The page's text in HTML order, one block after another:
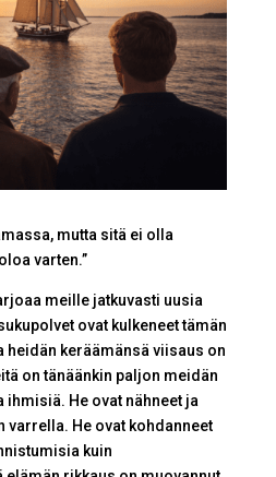
mutta sitä ei olla
varten.”
meille jatkuvasti uusia
ovat kulkeneet tämän
heidän keräämänsä viisaus on
on tänäänkin paljon meidän
He ovat nähneet ja
varrella. He ovat kohdanneet
kuin